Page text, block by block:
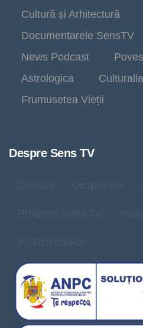
Cultură și Arhitectură
Documentarele SensTV
News Podcast
Astrologica
Culturalia
Frumusetea Vieții
Despre Sens TV